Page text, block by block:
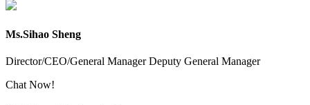
Ms.Sihao Sheng
Director/CEO/General Manager Deputy General Manager
Chat Now!